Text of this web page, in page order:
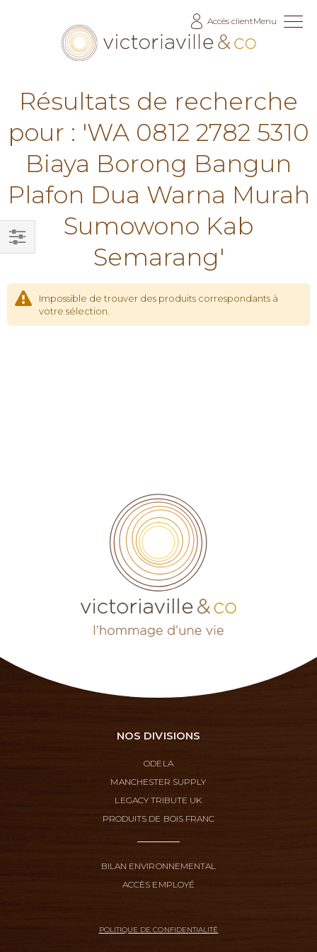
Accès clientMenu
Résultats de recherche
pour : 'WA 0812 2782 5310
Biaya Borong Bangun
Plafon Dua Warna Murah
Sumowono Kab
Semarang'
Impossible de trouver des produits correspondants à
votre sélection.
Filtrer
NOS DIVISIONS
ODELA
MANCHESTER SUPPLY
LEGACY TRIBUTE UK
PRODUITS DE BOIS FRANC
BILAN ENVIRONNEMENTAL
ACCÈS EMPLOYÉ
POLITIQUE DE CONFIDENTIALITÉ